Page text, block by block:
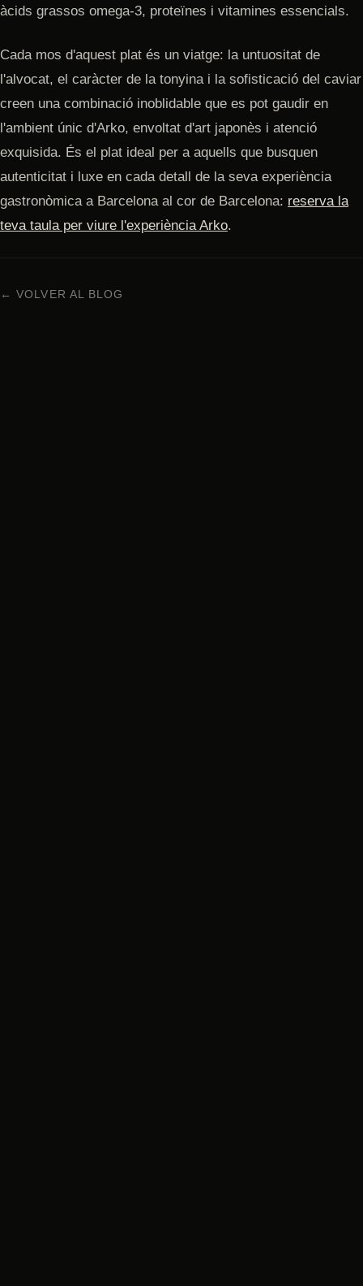
àcids grassos omega-3, proteïnes i vitamines essencials.
Cada mos d'aquest plat és un viatge: la untuositat de
l'alvocat, el caràcter de la tonyina i la sofisticació del caviar
creen una combinació inoblidable que es pot gaudir en
l'ambient únic d'Arko, envoltat d'art japonès i atenció
exquisida. És el plat ideal per a aquells que busquen
autenticitat i luxe en cada detall de la seva experiència
gastronòmica a Barcelona al cor de Barcelona: reserva la
teva taula per viure l'experiència Arko.
← VOLVER AL BLOG